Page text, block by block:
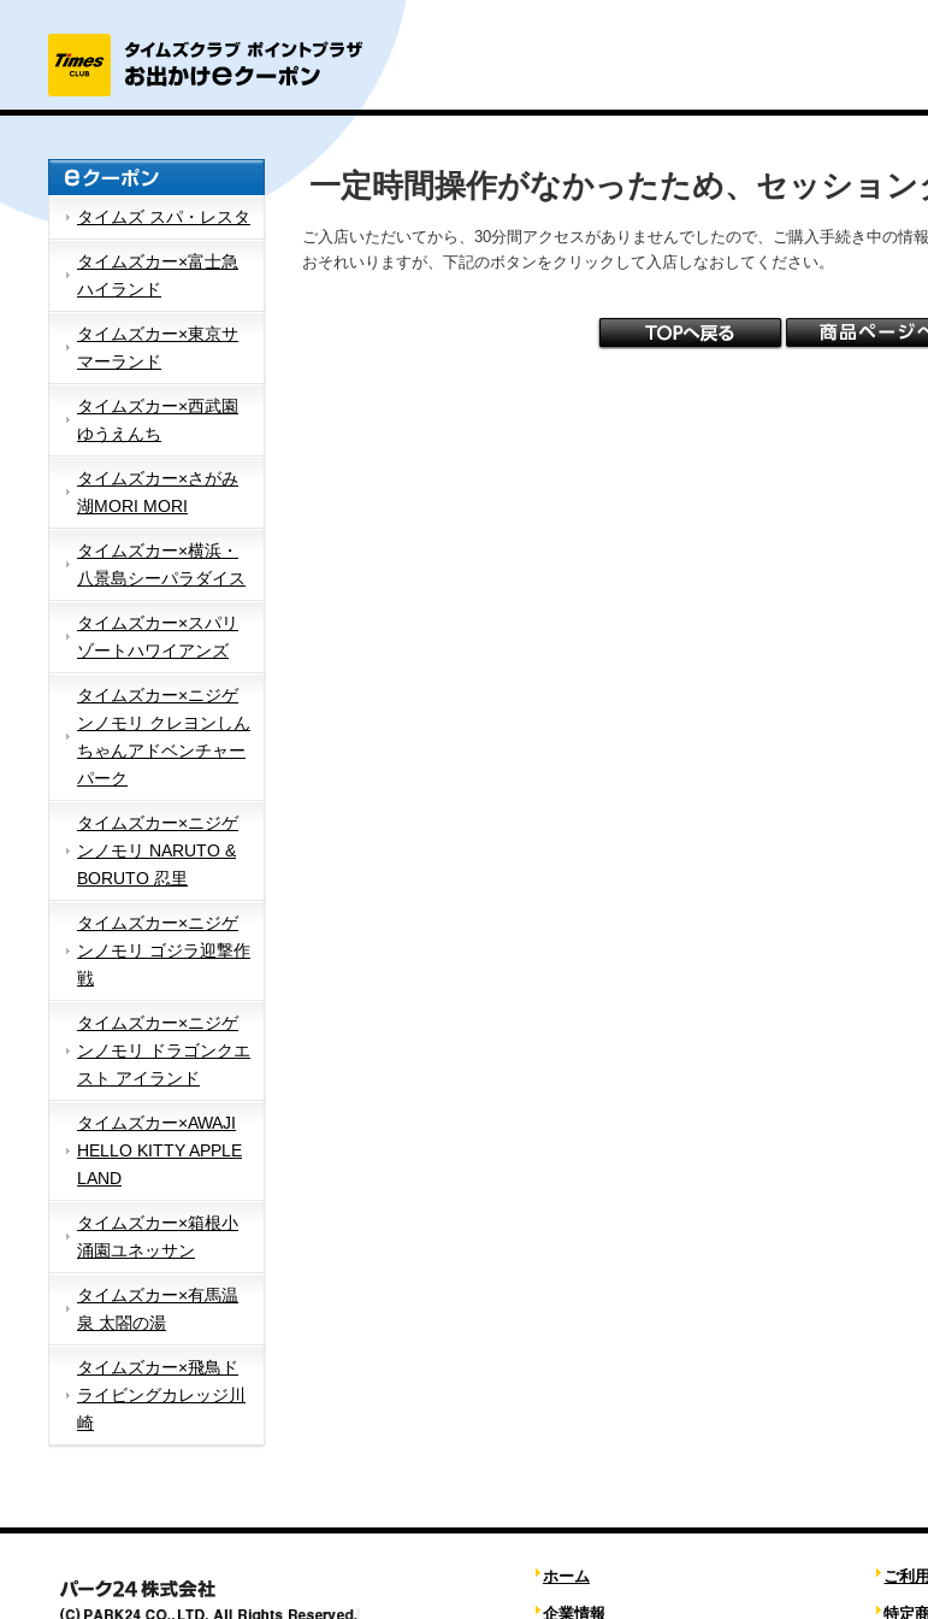
タイムズ スパ・レスタ
タイムズカー×富士急
ハイランド
タイムズカー×東京サ
マーランド
タイムズカー×西武園
ゆうえんち
タイムズカー×さがみ
湖MORI MORI
タイムズカー×横浜・
八景島シーパラダイス
タイムズカー×スパリ
ゾートハワイアンズ
タイムズカー×ニジゲ
ンノモリ クレヨンしん
ちゃんアドベンチャー
パーク
タイムズカー×ニジゲ
ンノモリ NARUTO &
BORUTO 忍里
タイムズカー×ニジゲ
ンノモリ ゴジラ迎撃作
戦
タイムズカー×ニジゲ
ンノモリ ドラゴンクエ
スト アイランド
タイムズカー×AWAJI
HELLO KITTY APPLE
LAND
タイムズカー×箱根小
涌園ユネッサン
タイムズカー×有馬温
泉 太閤の湯
タイムズカー×飛鳥ド
ライビングカレッジ川
崎
一定時間操作がなかったため、セッション
ご入店いただいてから、30分間アクセスがありませんでしたので、ご購入手続き中の情
おそれいりますが、下記のボタンをクリックして入店しなおしてください。
ホーム
企業情報
ご利
特定